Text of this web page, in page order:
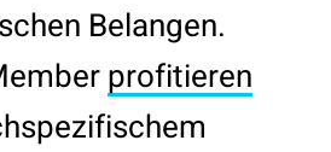
Belangen.
profitieren